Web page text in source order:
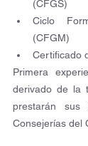
(CFGS)
Ciclo
(CFGM)
Certificado
Primera
derivado de la
prestarán sus
Consejerías del